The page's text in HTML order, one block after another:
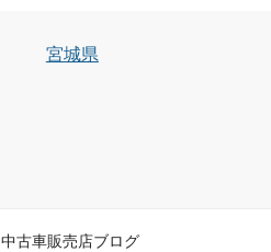
宮城県
中古車販売店ブログ